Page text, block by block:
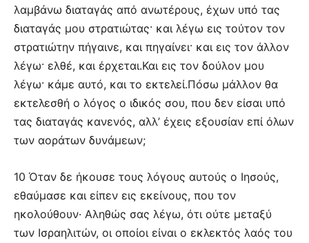
λαμβάνω διαταγάς από ανωτέρους, έχων υπό τας
διαταγάς μου στρατιώτας· και λέγω εις τούτον τον
στρατιώτην πήγαινε, και πηγαίνει· και εις τον άλλον
λέγω· ελθέ, και έρχεται.Και εις τον δούλον μου
λέγω· κάμε αυτό, και το εκτελεί.Πόσω μάλλον θα
εκτελεσθή ο λόγος ο ιδικός σου, που δεν είσαι υπό
τας διαταγάς κανενός, αλλ’ έχεις εξουσίαν επί όλων
των αοράτων δυνάμεων;
10 Όταν δε ήκουσε τους λόγους αυτούς ο Ιησούς,
εθαύμασε και είπεν εις εκείνους, που τον
ηκολούθουν· Αληθώς σας λέγω, ότι ούτε μεταξύ
των Ισραηλιτών, οι οποίοι είναι ο εκλεκτός λαός του